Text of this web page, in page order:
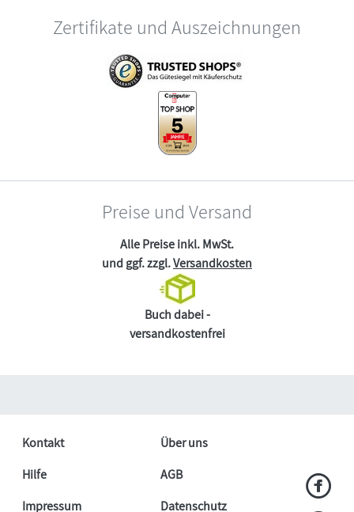
Zertifikate und Auszeichnungen
Preise und Versand
Alle Preise inkl. MwSt.
und ggf. zzgl.Versandkosten
Buch dabei -
versandkostenfrei
Kontakt
Über uns
Hilfe
AGB
Impressum
Datenschutz